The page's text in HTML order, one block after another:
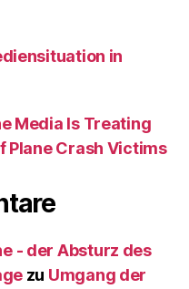
in
Media Is Treating
Plane Crash Victims
- der Absturz des
zu Umgang der